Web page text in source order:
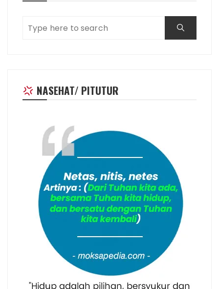
NASEHAT/ PITUTUR